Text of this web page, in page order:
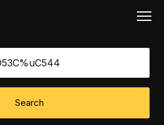
Search